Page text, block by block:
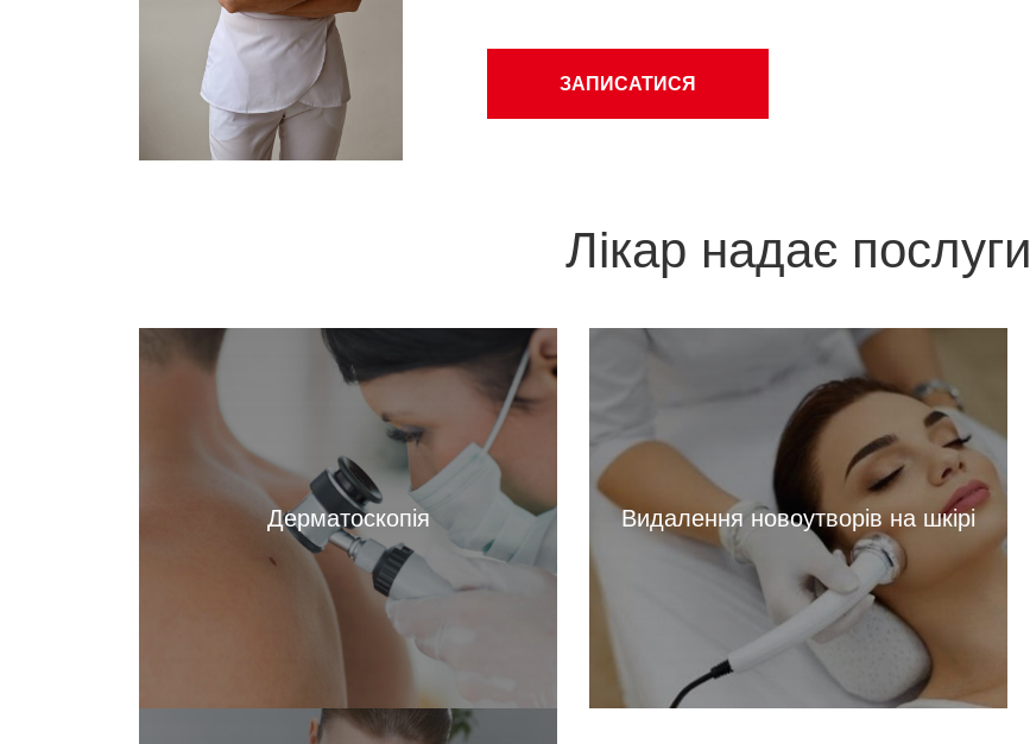
ЗАПИСАТИСЯ
Лікар надає послуги
Дерматоскопія Видалення новоутворів на шкірі